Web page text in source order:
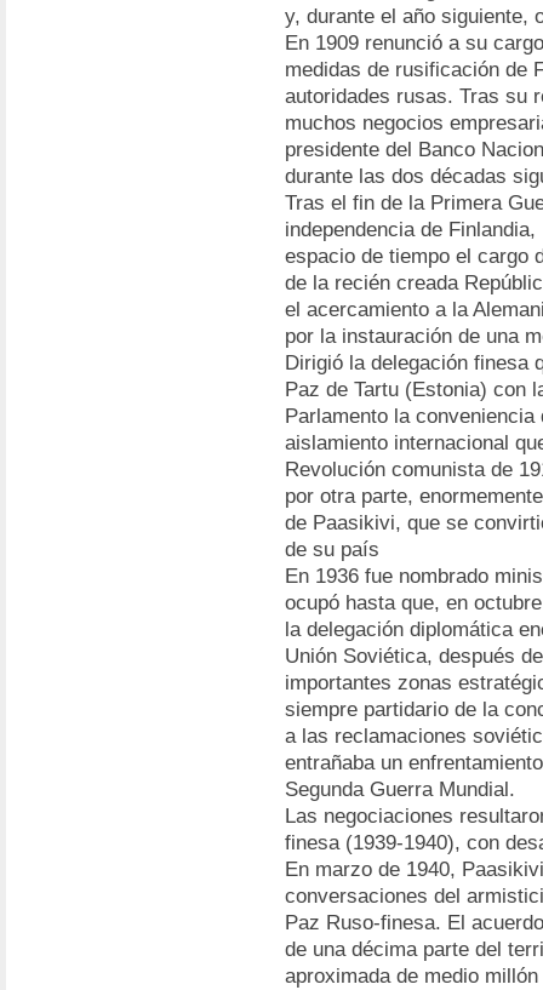
y, durante el año siguiente,
En 1909 renunció a su
medidas de rusificación de
autoridades rusas. Tras su
muchos negocios
presidente del Banco
durante las dos décadas
Tras el fin de la Primera
independencia de
espacio de tiempo el cargo
de la recién creada
el acercamiento a la
por la instauración de una
Dirigió la delegación finesa
Paz de Tartu (Estonia) con
Parlamento la
aislamiento internacional
Revolución comunista de
por otra parte,
de Paasikivi, que se
de su país
En 1936 fue nombrado
ocupó hasta que, en
la delegación diplomática
Unión Soviética, después
importantes zonas
siempre partidario de la
a las reclamaciones
entrañaba un
Segunda Guerra Mundial.
Las negociaciones
finesa (1939-1940), con
En marzo de 1940,
conversaciones del
Paz Ruso-finesa. El
de una décima parte del
aproximada de medio